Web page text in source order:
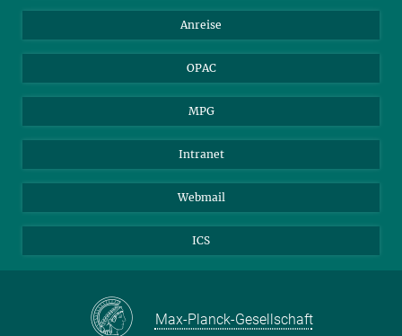
Anreise
OPAC
MPG
Intranet
Webmail
ICS
Max-Planck-Gesellschaft